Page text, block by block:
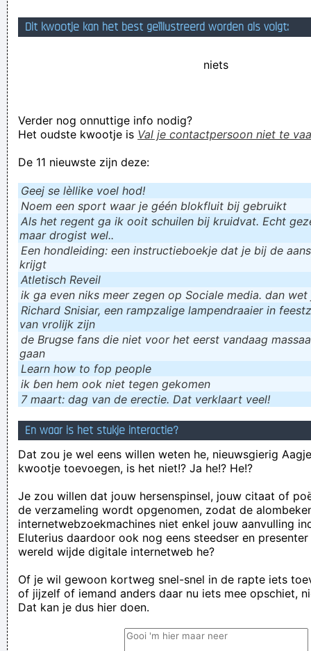
kantjeslopers eens aan 't werk zetten, dan zal je wel zien wie
Verknoei je tijd op een nuttige manier!
Dit kwootje kan het best geïllustreerd worden als volgt:
niets
Verder nog onnuttige info nodig?
Het oudste kwootje is Val je contactpersoon niet te
De 11 nieuwste zijn deze:
Geej se lèllike voel hod!
Noem een sport waar je géén blokfluit bij gebruikt
Als het regent ga ik ooit schuilen bij kruidvat. Echt
maar drogist wel..
Een hondleiding: een instructieboekje dat je bij de
krijgt
Atletisch Reveil
ik ga even niks meer zegen op Sociale media. dan
Richard Snisiar, een rampzalige lampendraaier in
van vrolijk zijn
de Brugse fans die niet voor het eerst vandaag
gaan
Learn how to fop people
ik ɓen hem ook niet tegen gekomen
7 maart: dag van de erectie. Dat verklaart veel!
En waar is het stukje interactie?
Dat zou je wel eens willen weten he, nieuwsgierig
kwootje toevoegen, is het niet!? Ja he!? He!?
Je zou willen dat jouw hersenspinsel, jouw citaat of
de verzameling wordt opgenomen, zodat de
internetwebzoekmachines niet enkel jouw aanvulling
Eluterius daardoor ook nog eens steedser en
wereld wijde digitale internetweb he?
Of je wil gewoon kortweg snel-snel in de rapte iets
of jijzelf of iemand anders daar nu iets mee opschiet,
Dat kan je dus hier doen.